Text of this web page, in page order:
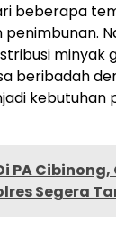
beberapa
minyak
beribadah
kebutuhan
PA
Segera